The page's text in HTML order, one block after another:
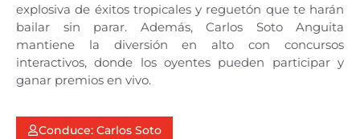
explosiva de éxitos tropicales y reguetón que te harán
bailar sin parar. Además, Carlos Soto Anguita
mantiene la diversión en alto con concursos
interactivos, donde los oyentes pueden participar y
ganar premios en vivo.
Conduce: Carlos Soto